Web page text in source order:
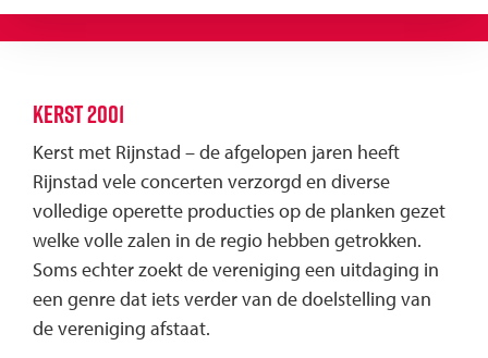
Kerst 2001
Kerst met Rijnstad – de afgelopen jaren heeft
Rijnstad vele concerten verzorgd en diverse
volledige operette producties op de planken gezet
welke volle zalen in de regio hebben getrokken.
Soms echter zoekt de vereniging een uitdaging in
een genre dat iets verder van de doelstelling van
de vereniging afstaat.